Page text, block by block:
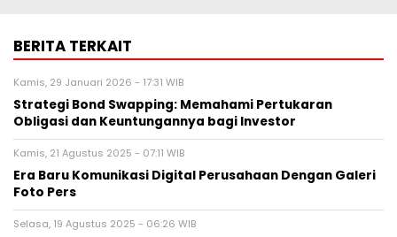
BERITA TERKAIT
Kamis, 29 Januari 2026 - 17:31 WIB
Strategi Bond Swapping: Memahami Pertukaran
Obligasi dan Keuntungannya bagi Investor
Kamis, 21 Agustus 2025 - 07:11 WIB
Era Baru Komunikasi Digital Perusahaan Dengan Galeri
Foto Pers
Selasa, 19 Agustus 2025 - 06:26 WIB